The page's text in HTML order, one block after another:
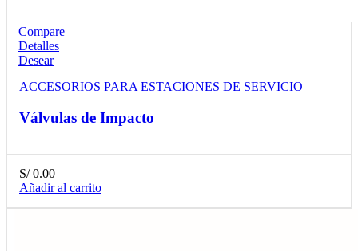
Compare
Detalles
Desear
ACCESORIOS PARA ESTACIONES DE SERVICIO
Válvulas de Impacto
S/0.00
Añadir al carrito